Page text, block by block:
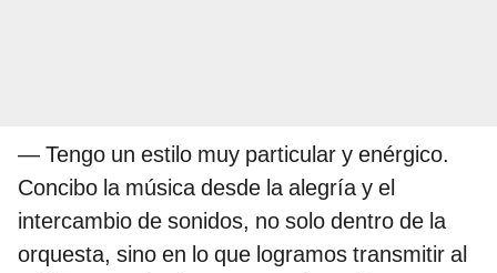
— Tengo un estilo muy particular y enérgico.
Concibo la música desde la alegría y el
intercambio de sonidos, no solo dentro de la
orquesta, sino en lo que logramos transmitir al